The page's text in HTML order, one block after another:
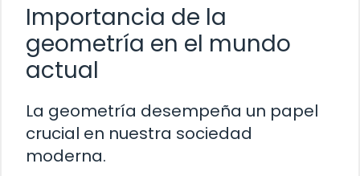
Importancia de la
geometría en el mundo
actual
La geometría desempeña un papel
crucial en nuestra sociedad
moderna.